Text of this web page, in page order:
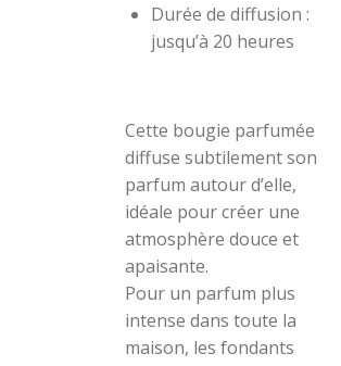
Durée de diffusion :
jusqu’à 20 heures
Cette bougie parfumée
diffuse subtilement son
parfum autour d’elle,
idéale pour créer une
atmosphère douce et
apaisante.
Pour un parfum plus
intense dans toute la
maison, les fondants